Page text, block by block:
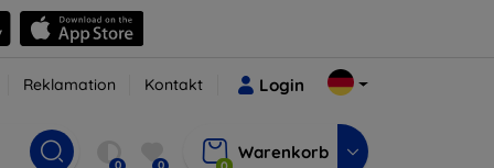
Reklamation Kontakt Login
0 0
Warenkorb